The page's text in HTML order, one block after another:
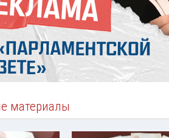
материалы